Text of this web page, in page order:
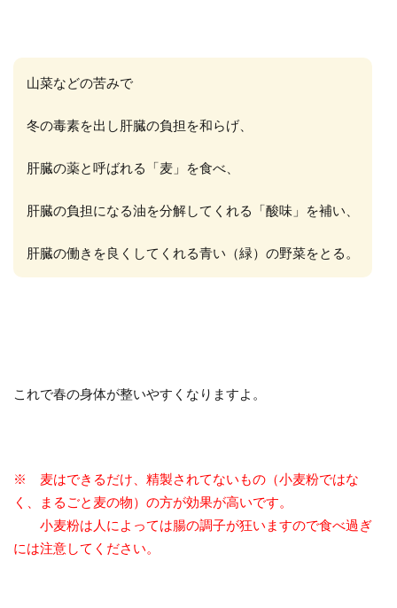
山菜などの苦みで
冬の毒素を出し肝臓の負担を和らげ、
肝臓の薬と呼ばれる「麦」を食べ、
肝臓の負担になる油を分解してくれる「酸味」を補い、
肝臓の働きを良くしてくれる青い（緑）の野菜をとる。
これで春の身体が整いやすくなりますよ。
※ 麦はできるだけ、精製されてないもの（小麦粉ではな
く、まるごと麦の物）の方が効果が高いです。
小麦粉は人によっては腸の調子が狂いますので食べ過ぎ
には注意してください。